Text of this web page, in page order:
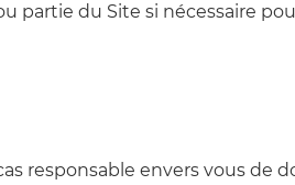
partie du Site si nécessaire
responsable envers vous de